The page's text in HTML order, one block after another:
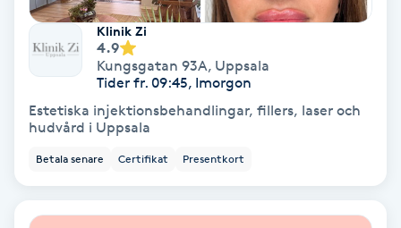
Extensions borttagning
Eyeliner-tatuering
Faceliftmassage
Klinik Zi
4.9
Kungsgatan 93A, Uppsala
Tider fr. 09:45, Imorgon
Estetiska injektionsbehandlingar, fillers, laser och
hudvård i Uppsala
Betala senare Certifikat Presentkort